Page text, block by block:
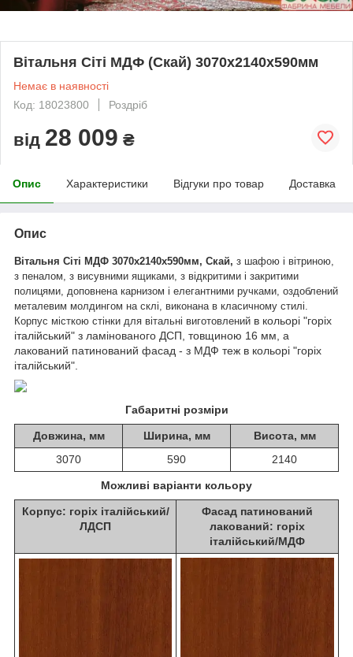
Вітальня Сіті МДФ (Скай) 3070х2140х590мм
Немає в наявності
Код: 18023800
Роздріб
від 28 009 ₴
Опис Характеристики Відгуки про товар Доставка
Опис
Вітальня Сіті МДФ 3070х2140х590мм, Скай, з шафою і вітриною,
з пеналом, з висувними ящиками, з відкритими і закритими
полицями, доповнена карнизом і елегантними ручками, оздоблений
металевим молдингом на склі, виконана в класичному стилі.
Корпус місткою стінки для вітальні виготовлений в кольорі "горіх
італійський" з ламінованого ДСП, товщиною 16 мм, а
лакований патинований фасад - з МДФ теж в кольорі "горіх
італійський".
Габаритні розміри
Довжина, мм Ширина, мм
Висота, мм
3070
590 2140
Можливі варіанти кольору
Корпус: горіх італійський/
ЛДСП
Фасад патинований
лакований: горіх
італійський/МДФ